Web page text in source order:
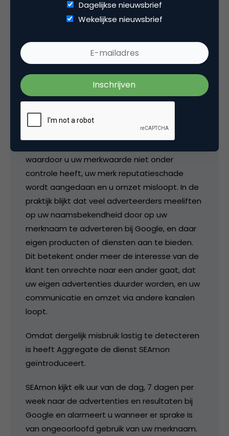
SEAmon houdt continu in de gaten of er bij
merknaam. We controleren of er websites zijn
die met uw merknaam adverteren of door
onrechtmatig gebruik op de website
kunstmatig hoog in de resultaten komen.
Online merkbewaking wordt steeds
belangrijker omdat blijkt dat er op internet
waardoor u uw merkwaarde niet onder
controle heeft, uw merk reputatieschade
wordt aangedaan en u omzet misloopt. In de
praktijk blijkt dat veel adverteerders meeliften
op uw naamsbekendheid door op uw
merknaam te adverteren bij Google, en daar
eigen producten of diensten aan te bieden.
Dit betekent onder meer de interesse van de
klant ten onrechte naar een ander gaat, dat
uw eigen advertenties duurder worden, en uw
communicatie en omzet via andere kanalen
loopt.
Omdat dergelijk misbruik lastig te detecteren
is heeft Aggregate de dienst SEAmon
geïntroduceert.
SEAmon kijkt elk uur van de dag, 7 dagen per
week naar de advertenties en resultaten bij
Google en alarmeert u wanneer er sprake is
van ongeoorloofd gebruik van uw merknaam.
Dagelijkse nieuwsbrief
Wekelijkse nieuwsbrief